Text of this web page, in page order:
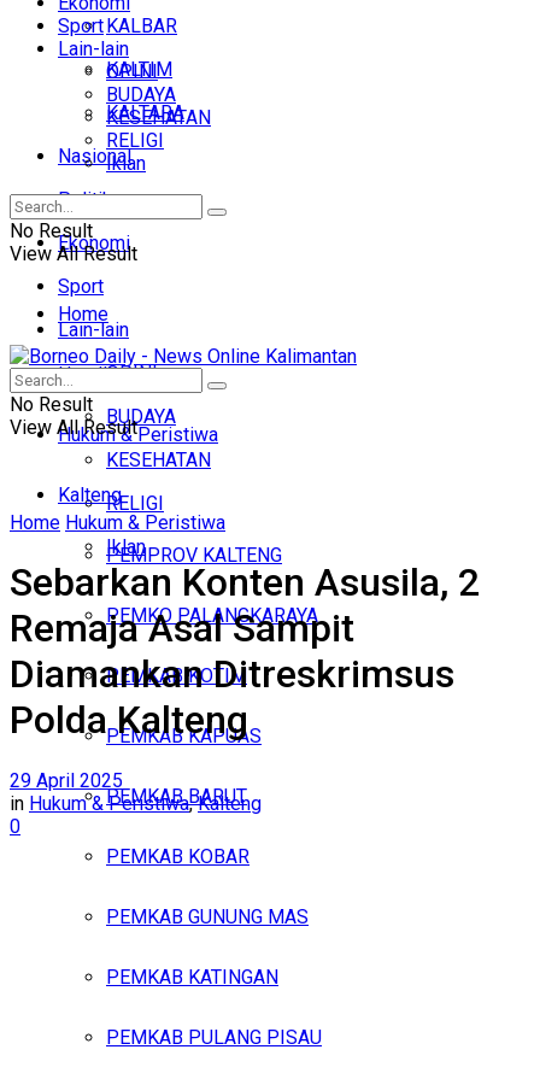
KALBAR
KALTIM
KALTARA
Nasional
Politik
Ekonomi
Sport
Lain-lain
OPINI
BUDAYA
KESEHATAN
RELIGI
Iklan
Minggu, Agustus 9, 2026
Sport
Lain-lain
OPINI
BUDAYA
KESEHATAN
RELIGI
Iklan
No Result
View All Result
Home
Headline
Hukum & Peristiwa
Kalteng
PEMPROV KALTENG
PEMKO PALANGKARAYA
PEMKAB KOTIM
PEMKAB KAPUAS
PEMKAB BARUT
PEMKAB KOBAR
PEMKAB GUNUNG MAS
PEMKAB KATINGAN
PEMKAB PULANG PISAU
No Result
View All Result
Home Hukum & Peristiwa
Sebarkan Konten Asusila, 2
Remaja Asal Sampit
Diamankan Ditreskrimsus
Polda Kalteng
29 April 2025
in Hukum & Peristiwa,Kalteng
0